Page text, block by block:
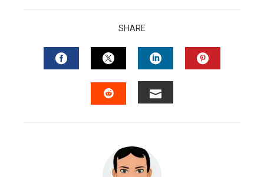
SHARE
FACEBOOKTWITTERLINKEDIN